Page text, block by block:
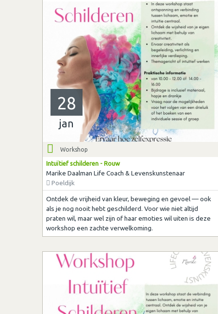
28
jan
Workshop
Intuïtief schilderen - Rouw
Marike Daalman Life Coach & Levenskunstenaar
Poeldijk
Ontdek de vrijheid van kleur, beweging en gevoel — ook
als je nog nooit hebt geschilderd. Voor wie niet altijd
praten wil, maar wel zijn of haar emoties wil uiten is deze
workshop een zachte verwelkoming.